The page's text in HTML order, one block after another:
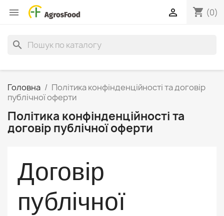
 shopping_cart (0)

search
Головна
Політика конфінденційності та договір
публічної оферти
Політика конфінденційності та
договір публічної оферти
Договір
публічної